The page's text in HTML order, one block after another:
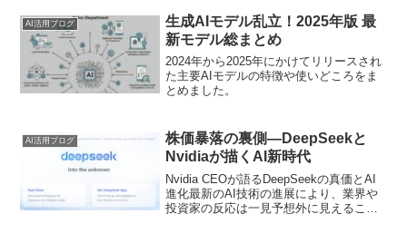
AI活用ブログ
生成AIモデル乱立！2025年版 最
新モデル総まとめ
2024年から2025年にかけてリリースされ
た主要AIモデルの特徴や使いどころをま
とめました。
AI活用ブログ
株価暴落の裏側―DeepSeekと
Nvidiaが描くAI新時代
Nvidia CEOが語るDeepSeekの真価とAI
進化最新のAI技術の進展により、業界や
投資家の反応は一見予想外に見えること